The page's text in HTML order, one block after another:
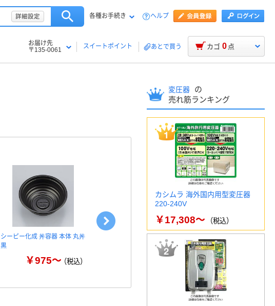
詳細設定 各種お手続き ヘルプ
お届け先
〒135-0061
スイートポイント あとで買う カゴ 0 点
シーピー化成 丼容器 本体 丸丼
黒
￥975～（税込）
ディオロジー、カーディオロ
（税込）
変圧器
の
売れ筋ランキング
カシムラ 海外国内用型変圧器
220-240V
￥17,308～ （税込）